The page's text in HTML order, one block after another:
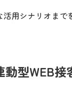
用シナリオまで
型WEB